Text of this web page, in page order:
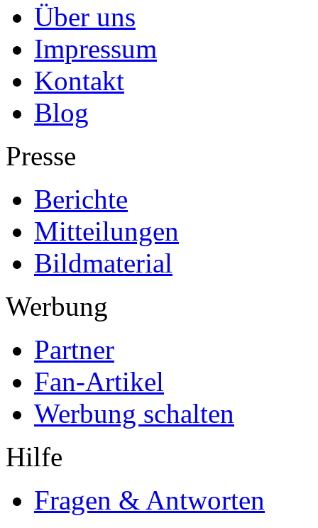
Über uns
Impressum
Kontakt
Blog
Presse
Berichte
Mitteilungen
Bildmaterial
Werbung
Partner
Fan-Artikel
Werbung schalten
Hilfe
Fragen & Antworten